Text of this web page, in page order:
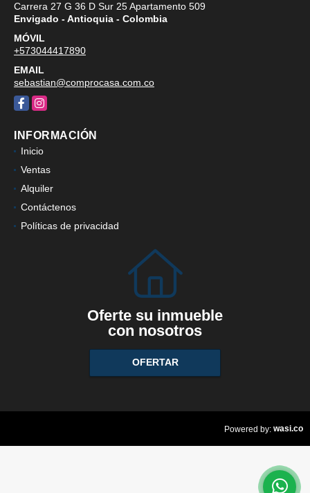
Carrera 27 G 36 D Sur 25 Apartamento 509
Envigado - Antioquia - Colombia
MÓVIL
+573044417890
EMAIL
sebastian@comprocasa.com.co
FacebookInstagram
INFORMACIÓN
Inicio
Ventas
Alquiler
Contáctenos
Políticas de privacidad
Oferte su inmueble
con nosotros
OFERTAR
Powered by: wasi.co